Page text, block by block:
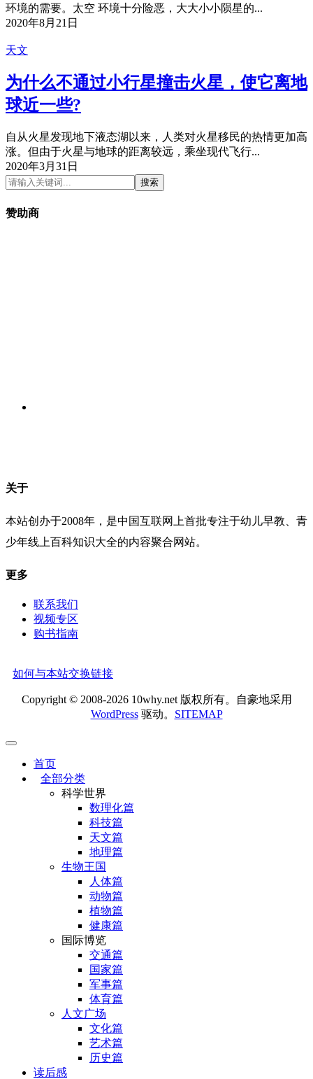
环境的需要。太空 环境十分险恶，大大小小陨星的...
2020年8月21日
天文
为什么不通过小行星撞击火星，使它离地
球近一些?
自从火星发现地下液态湖以来，人类对火星移民的热情更加高
涨。但由于火星与地球的距离较远，乘坐现代飞行...
2020年3月31日
搜索
赞助商
关于
本站创办于2008年，是中国互联网上首批专注于幼儿早教、青
少年线上百科知识大全的内容聚合网站。
更多
联系我们
视频专区
购书指南
如何与本站交换链接
Copyright © 2008-2026 10why.net 版权所有。自豪地采用
WordPress驱动。 SITEMAP
首页
全部分类
科学世界
数理化篇
科技篇
天文篇
地理篇
生物王国
人体篇
动物篇
植物篇
健康篇
国际博览
交通篇
国家篇
军事篇
体育篇
人文广场
文化篇
艺术篇
历史篇
读后感